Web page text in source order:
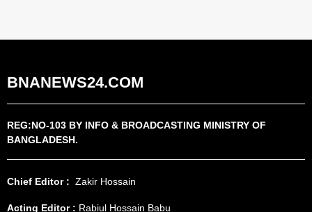
BNANEWS24.COM
REG:NO-103 BY INFO & BROADCASTING MINISTRY OF
BANGLADESH.
Chief Editor : Zakir Hossain
Acting Editor : Rabiul Hossain Babu